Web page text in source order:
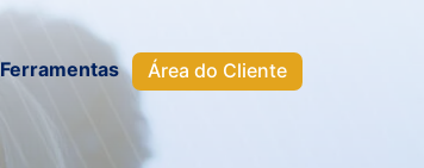
Ferramentas Área do Cliente